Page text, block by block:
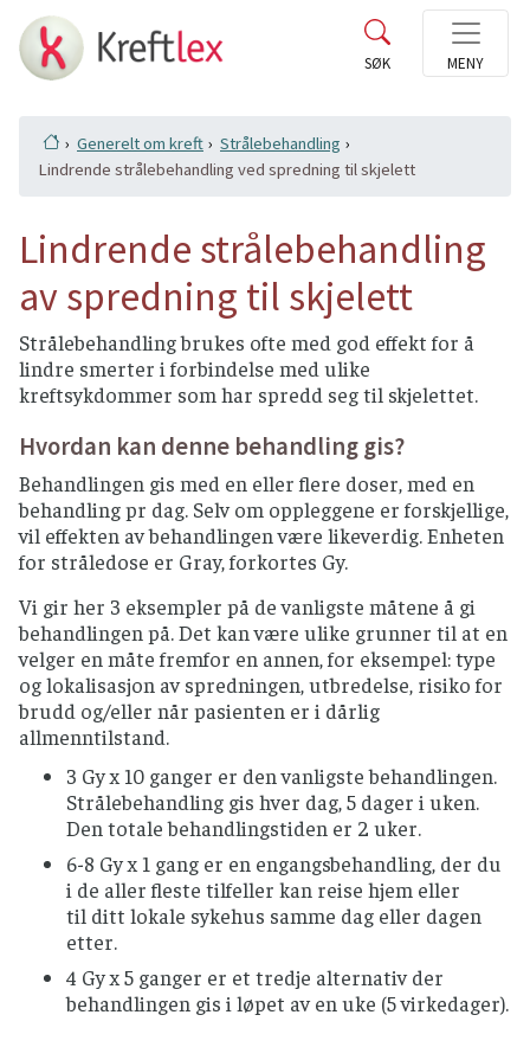
Generelt om kreft
Strålebehandling
Lindrende strålebehandling ved spredning til skjelett
Lindrende strålebehandling
av spredning til skjelett
Strålebehandling brukes ofte med god effekt for å
lindre smerter i forbindelse med ulike
kreftsykdommer som har spredd seg til skjelettet.
Hvordan kan denne behandling gis?
Behandlingen gis med en eller flere doser, med en
behandling pr dag. Selv om oppleggene er forskjellige,
vil effekten av behandlingen være likeverdig. Enheten
for stråledose er Gray, forkortes Gy.
Vi gir her 3 eksempler på de vanligste måtene å gi
behandlingen på. Det kan være ulike grunner til at en
velger en måte fremfor en annen, for eksempel: type
og lokalisasjon av spredningen, utbredelse, risiko for
brudd og/eller når pasienten er i dårlig
allmenntilstand.
3 Gy x 10 ganger er den vanligste behandlingen.
Strålebehandling gis hver dag, 5 dager i uken.
Den totale behandlingstiden er 2 uker.
6-8 Gy x 1 gang er en engangsbehandling, der du
i de aller fleste tilfeller kan reise hjem eller
til ditt lokale sykehus samme dag eller dagen
etter.
4 Gy x 5 ganger er et tredje alternativ der
behandlingen gis i løpet av en uke (5 virkedager).